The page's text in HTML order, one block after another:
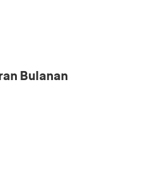
Bulanan